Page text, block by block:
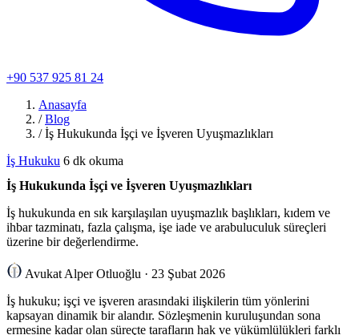
+90 537 925 81 24
Anasayfa
/ Blog
/ İş Hukukunda İşçi ve İşveren Uyuşmazlıkları
İş Hukuku 6 dk okuma
İş Hukukunda İşçi ve İşveren Uyuşmazlıkları
İş hukukunda en sık karşılaşılan uyuşmazlık başlıkları, kıdem ve
ihbar tazminatı, fazla çalışma, işe iade ve arabuluculuk süreçleri
üzerine bir değerlendirme.
Avukat Alper Otluoğlu · 23 Şubat 2026
İş hukuku; işçi ve işveren arasındaki ilişkilerin tüm yönlerini
kapsayan dinamik bir alandır. Sözleşmenin kuruluşundan sona
ermesine kadar olan süreçte tarafların hak ve yükümlülükleri farklı